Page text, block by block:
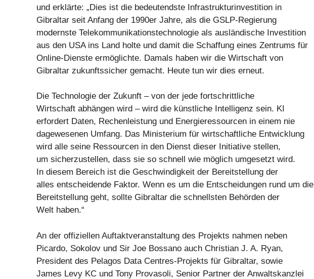
und erklärte: „Dies ist die bedeutendste Infrastrukturinvestition in
Gibraltar seit Anfang der 1990er Jahre, als die GSLP-Regierung
modernste Telekommunikationstechnologie als ausländische Investition
aus den USA ins Land holte und damit die Schaffung eines Zentrums für
Online-Dienste ermöglichte. Damals haben wir die Wirtschaft von
Gibraltar zukunftssicher gemacht. Heute tun wir dies erneut.
Die Technologie der Zukunft – von der jede fortschrittliche
Wirtschaft abhängen wird – wird die künstliche Intelligenz sein. KI
erfordert Daten, Rechenleistung und Energieressourcen in einem nie
dagewesenen Umfang. Das Ministerium für wirtschaftliche Entwicklung
wird alle seine Ressourcen in den Dienst dieser Initiative stellen,
um sicherzustellen, dass sie so schnell wie möglich umgesetzt wird.
In diesem Bereich ist die Geschwindigkeit der Bereitstellung der
alles entscheidende Faktor. Wenn es um die Entscheidungen rund um die
Bereitstellung geht, sollte Gibraltar die schnellsten Behörden der
Welt haben.“
An der offiziellen Auftaktveranstaltung des Projekts nahmen neben
Picardo, Sokolov und Sir Joe Bossano auch Christian J. A. Ryan,
President des Pelagos Data Centres-Projekts für Gibraltar, sowie
James Levy KC und Tony Provasoli, Senior Partner der Anwaltskanzlei